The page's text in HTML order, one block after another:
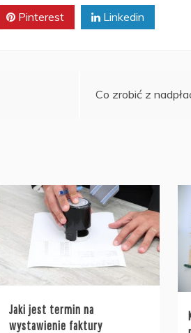
Pinterest Linkedin
Co zrobić z
Jaki jest termin na
wystawienie faktury